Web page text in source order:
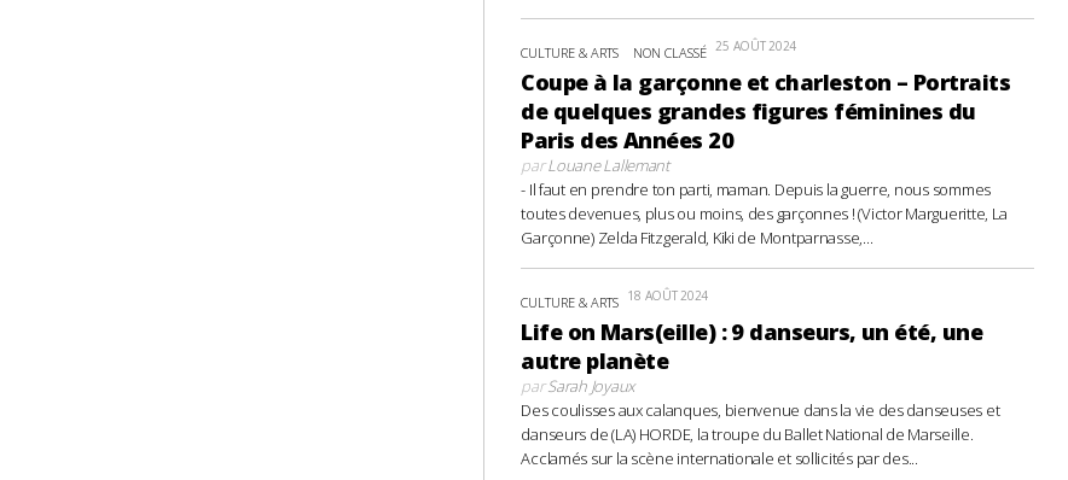
CULTURE & ARTS NON CLASSÉ 25 AOÛT 2024
Coupe à la garçonne et charleston – Portraits
de quelques grandes figures féminines du
Paris des Années 20
parLouane Lallemant
- Il faut en prendre ton parti, maman. Depuis la guerre, nous sommes
toutes devenues, plus ou moins, des garçonnes ! (Victor Margueritte, La
Garçonne) Zelda Fitzgerald, Kiki de Montparnasse,...
CULTURE & ARTS 18 AOÛT 2024
Life on Mars(eille) : 9 danseurs, un été, une
autre planète
parSarah Joyaux
Des coulisses aux calanques, bienvenue dans la vie des danseuses et
danseurs de (LA) HORDE, la troupe du Ballet National de Marseille.
Acclamés sur la scène internationale et sollicités par des...